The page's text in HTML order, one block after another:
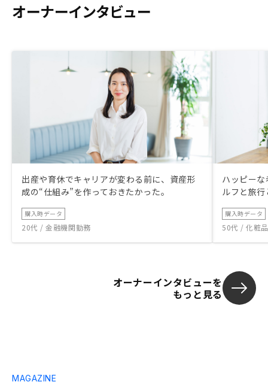
オーナーインタビュー
出産や育休でキャリアが変わる前に、資産形
成の“仕組み”を作っておきたかった。
購入時データ
20代 / 金融機関勤務
ハッピー
ルフと旅
購入時データ
50代 / 化粧
オーナーインタビューを
もっと見る
MAGAZINE